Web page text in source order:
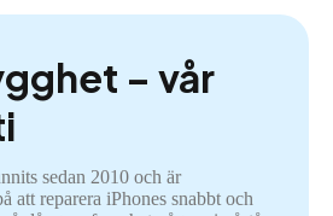
– vår
sedan 2010 och är
att reparera iPhones snabbt och